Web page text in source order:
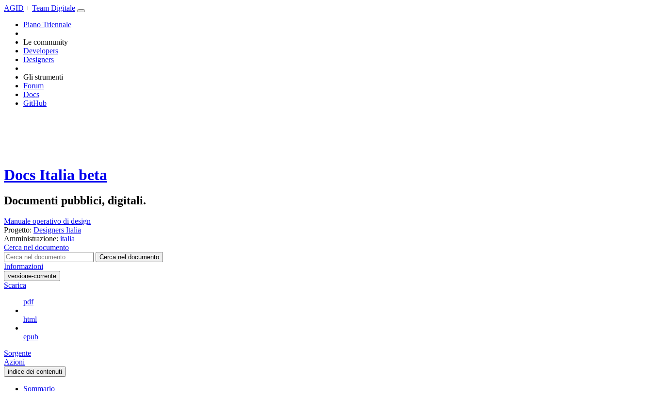
AGID + Team Digitale
Piano Triennale
Le community
Developers
Designers
Gli strumenti
Forum
Docs
GitHub
Docs Italia beta
Documenti pubblici, digitali.
Manuale operativo di design
Progetto: Designers Italia
Amministrazione: italia
Cerca nel documento
Cerca nel documento
Informazioni
versione-corrente
Scarica
pdf
html
epub
Sorgente
Azioni
indice dei contenuti
Sommario